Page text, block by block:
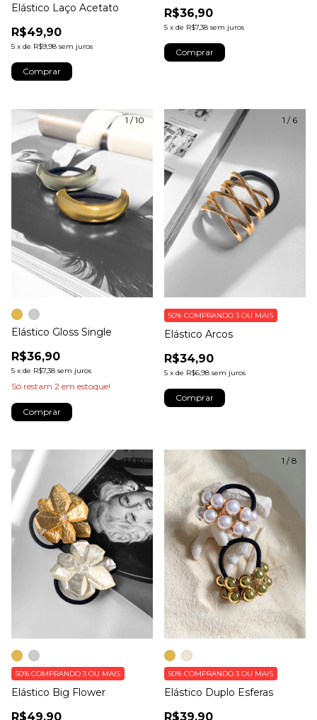
Elástico Laço Acetato
R$49,90
5 x de R$9,98 sem juros
Comprar
R$36,90
5 x de R$7,38 sem juros
Comprar
1 /10
Elástico Gloss Single
R$36,90
5 x de R$7,38 sem juros
Só restam 2 em estoque!
Comprar
1 / 6
Elástico Arcos
R$34,90
5 x de R$6,98 sem juros
50% COMPRANDO 3 OU MAIS
1/10
Elástico Big Flower
R$49,90
50% COMPRANDO 3 OU MAIS
1 /8
Elástico Duplo Esferas
R$39,90
50% COMPRANDO 3 OU MAIS